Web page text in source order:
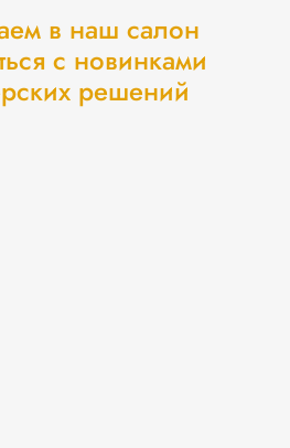
в наш салон
с новинками
решений